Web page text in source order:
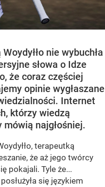
nie wybuchła
słowa o Idze
że coraz częściej
opinie wygłaszane
Internet
którzy wiedzą
najgłośniej.
terapeutką
że aż jego twórcy
pokajali. Tyle że...
się językiem